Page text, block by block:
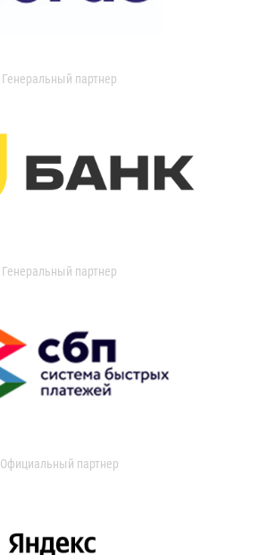
Генеральный партнер
Генеральный партнер
Официальный партнер